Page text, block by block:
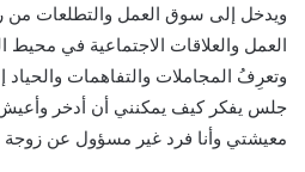
ويدخل إلى سوق العمل والتطلعات من
العمل والعلاقات الاجتماعية في محيط
وتعرِفُ المجاملات والتفاهمات والحياد
جلس يفكر كيف يمكنني أن أدخر
معيشتي وأنا فرد غير مسؤول عن زوجة